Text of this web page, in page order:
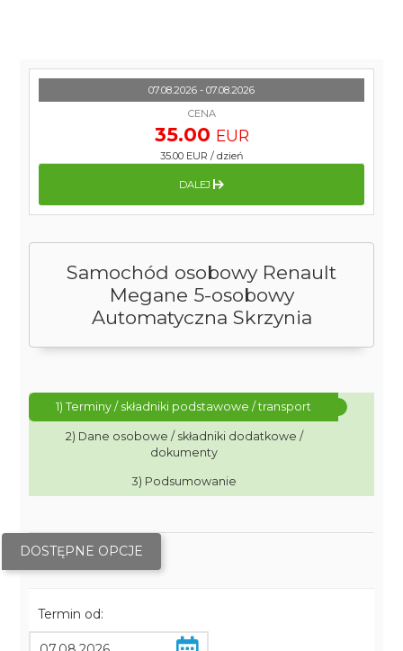
Samochód osobowy Renault
Megane 5-osobowy
Automatyczna Skrzynia
1) Terminy / składniki podstawowe / transport
2) Dane osobowe / składniki dodatkowe /
dokumenty
3) Podsumowanie
DOSTĘPNE OPCJE
Termin od:
07.08.2026 - 07.08.2026
CENA
35.00 EUR
35.00 EUR / dzień
DALEJ